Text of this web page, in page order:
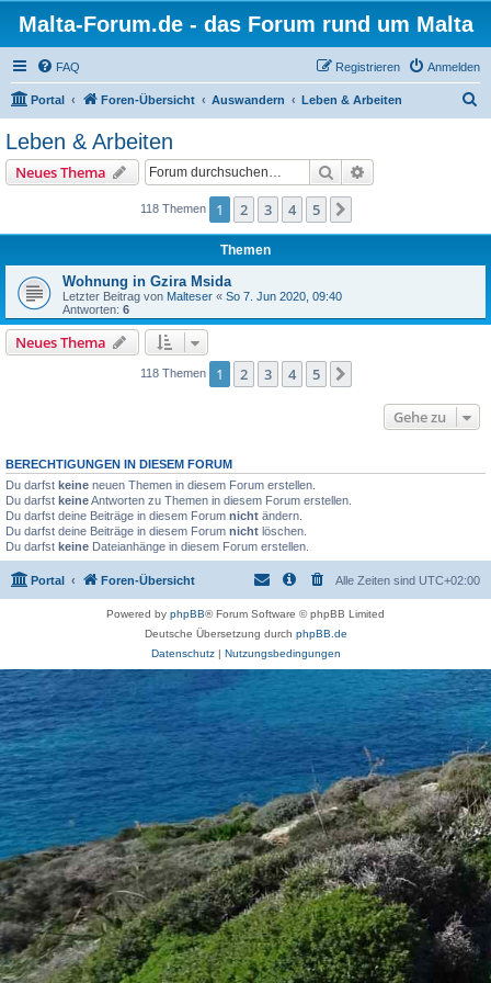
Malta-Forum.de - das Forum rund um Malta
FAQ Anmelden
Registrieren
Portal Foren-Übersicht Auswandern Leben & Arbeiten
Leben & Arbeiten
Neues Thema Suche
118 Themen 1 2 3 4 5
Themen
Wohnung in Gzira Msida
Letzter Beitrag von Malteser « So 7. Jun 2020, 09:40
Antworten: 6
Neues Thema
118 Themen 1 2 3 4 5
Gehe zu
BERECHTIGUNGEN IN DIESEM FORUM
Du darfst keine neuen Themen in diesem Forum erstellen.
Du darfst keineAntworten zu Themen in diesem Forum erstellen.
Du darfst deine Beiträge in diesem Forum nicht ändern.
Du darfst deine Beiträge in diesem Forum nicht löschen.
Du darfst keine Dateianhänge in diesem Forum erstellen.
Portal Foren-Übersicht Alle Zeiten sind UTC+02:00
Powered by phpBB® Forum Software © phpBB Limited
Deutsche Übersetzung durch phpBB.de
Datenschutz| Nutzungsbedingungen